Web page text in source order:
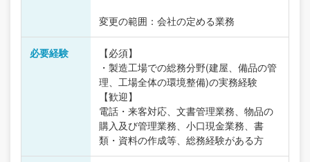
変更の範囲：会社の定める業務
必要経験
【必須】
・製造工場での総務分野(建屋、備品の管
理、工場全体の環境整備)の実務経験
【歓迎】
電話・来客対応、文書管理業務、物品の
購入及び管理業務、小口現金業務、書
類・資料の作成等、総務経験がある方